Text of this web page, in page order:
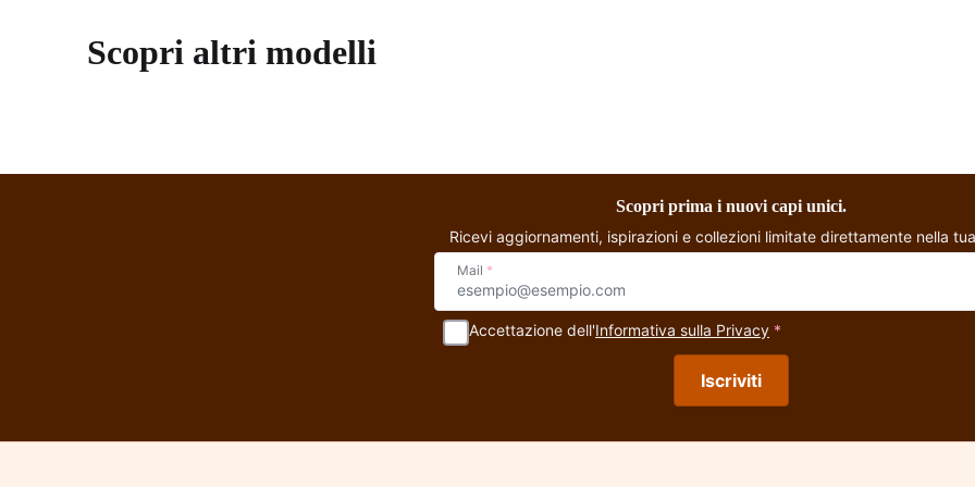
Scopri altri modelli
Scopri prima i nuovi capi unici.
Ricevi aggiornamenti, ispirazioni e collezioni limitate direttamente nella
Mail *
Accettazione dell'Informativa sulla Privacy *
Iscriviti